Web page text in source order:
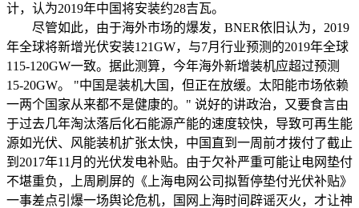
计，认为2019年中国将安装约28吉瓦。
尽管如此，由于海外市场的爆发，BNER依旧认为，2019
年全球将新增光伏安装121GW，与7月行业预测的2019年全球
115-120GW一致。据此测算，今年海外新增装机应超过预测
15-20GW。 "中国是装机大国，但正在放缓。太阳能市场依赖
一两个国家从来都不是健康的。" 说好的讲政治，又要食言由
于过去几年淘汰落后化石能源产能的速度较快，导致可再生能
源如光伏、风能装机扩张太快，中国直到一周前才拨付了截止
到2017年11月的光伏发电补贴。由于欠补严重可能让电网垫付
不堪重负，上周刷屏的《上海电网公司拟暂停垫付光伏补贴》
一事差点引爆一场舆论危机，国网上海时间辟谣灭火，才让神